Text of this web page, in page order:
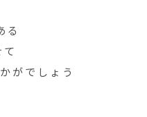
る
がでしょう